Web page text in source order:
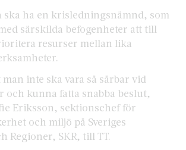
ska ha en krisledningsnämnd, som
särskilda befogenheter att till
resurser mellan lika
inte ska vara så sårbar vid
kunna fatta snabba beslut,
Eriksson, sektionschef för
och miljö på Sveriges
Regioner, SKR, till TT.